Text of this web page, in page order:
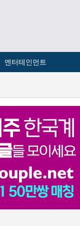
엔터테인먼트